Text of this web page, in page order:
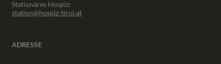
Stationäres Hospiz:
station@hospiz-tirol.at
ADRESSE